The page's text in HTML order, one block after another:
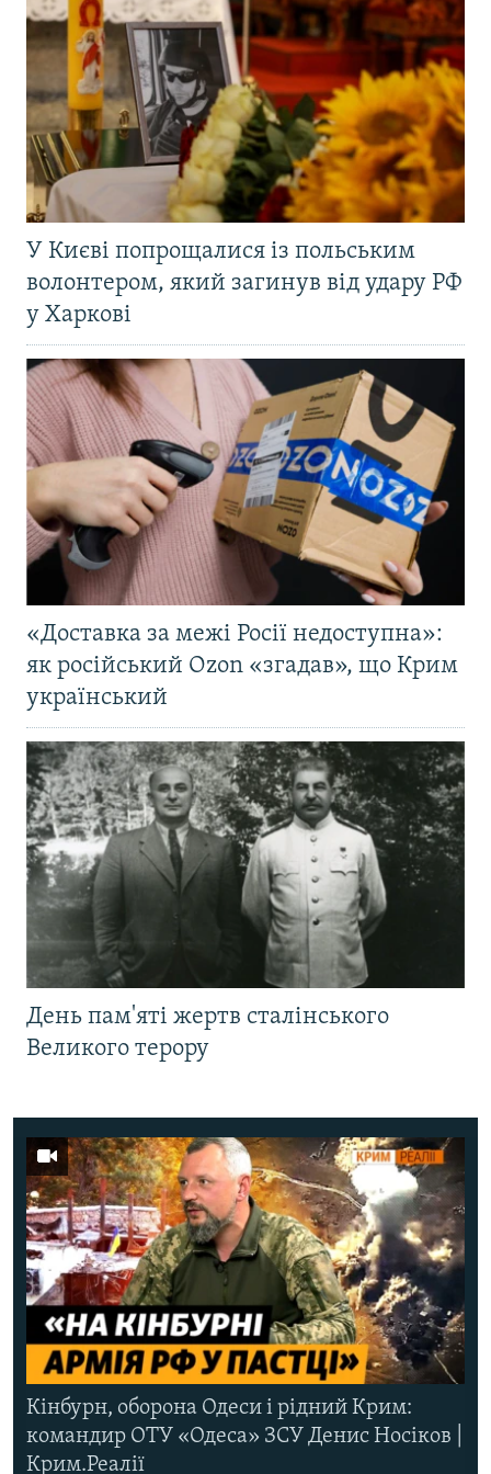
У Києві попрощалися із польським
волонтером, який загинув від удару РФ
у Харкові
«Доставка за межі Росії недоступна»:
як російський Ozon «згадав», що Крим
український
День пам'яті жертв сталінського
Великого терору
Кінбурн, оборона Одеси і рідний Крим:
командир ОТУ «Одеса» ЗСУ Денис Носіков |
Крим.Реалії